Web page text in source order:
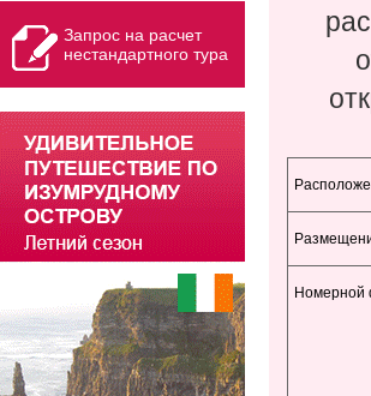
Запрос на расчет
нестандартного тура
Номерной